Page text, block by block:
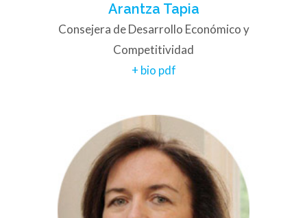
Arantza Tapia
Consejera de Desarrollo Económico y
Competitividad
+ bio pdf